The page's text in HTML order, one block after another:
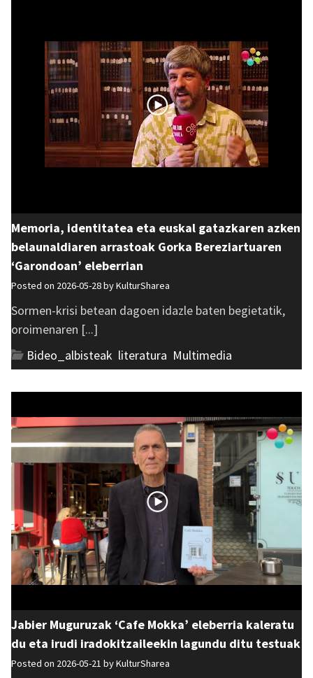
Memoria, identitatea eta euskal gatazkaren azken
belaunaldiaren arrastoak Gorka Bereziartuaren
‘Garondoan’ eleberrian
Posted on 2026-05-28 byKulturSharea
Sormen-krisi betean dagoen idazle baten begietatik,
oroimenaren [...]
Bideo_albisteak literatura Multimedia
Jabier Muguruzak ‘Cafe Mokka’ eleberria kaleratu
du eta irudi iradokitzaileekin lagundu ditu testuak
Posted on 2026-05-21 byKulturSharea